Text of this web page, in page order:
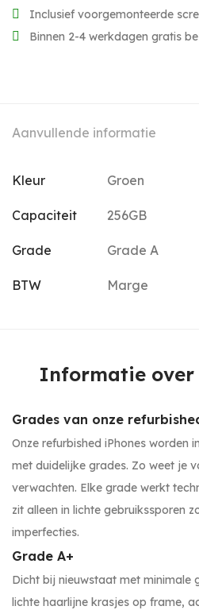
Inclusief voorgemonteerde
Binnen 2-4 werkdagen gratis
Aanvullende informatie
Kleur Groen
Capaciteit 256GB
Grade Grade A
BTW Marge
Informatie over
Grades van onze
Onze refurbished iPhones worden
met duidelijke grades. Zo weet je
verwachten. Elke grade werkt
zit alleen in lichte gebruikssporen
imperfecties.
Grade A+
Dicht bij nieuwstaat met minimale
lichte haarlijne krasjes op frame,